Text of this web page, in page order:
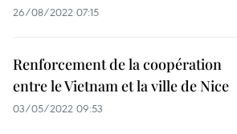
26/08/2022 07:15
Renforcement de la coopération
entre le Vietnam et la ville de Nice
03/05/2022 09:53